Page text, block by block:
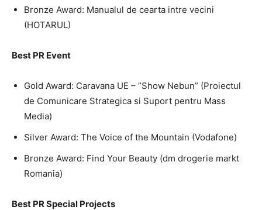
Bronze Award: Manualul de cearta intre vecini
(HOTARUL)
Best PR Event
Gold Award: Caravana UE – ”Show Nebun” (Proiectul
de Comunicare Strategica si Suport pentru Mass
Media)
Silver Award: The Voice of the Mountain (Vodafone)
Bronze Award: Find Your Beauty (dm drogerie markt
Romania)
Best PR Special Projects